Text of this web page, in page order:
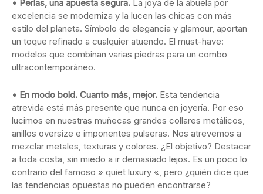
• Perlas, una apuesta segura. La joya de la abuela por
excelencia se moderniza y la lucen las chicas con más
estilo del planeta. Símbolo de elegancia y glamour, aportan
un toque refinado a cualquier atuendo. El must-have:
modelos que combinan varias piedras para un combo
ultracontemporáneo.
• En modo bold. Cuanto más, mejor. Esta tendencia
atrevida está más presente que nunca en joyería. Por eso
lucimos en nuestras muñecas grandes collares metálicos,
anillos oversize e imponentes pulseras. Nos atrevemos a
mezclar metales, texturas y colores. ¿El objetivo? Destacar
a toda costa, sin miedo a ir demasiado lejos. Es un poco lo
contrario del famoso » quiet luxury «, pero ¿quién dice que
las tendencias opuestas no pueden encontrarse?